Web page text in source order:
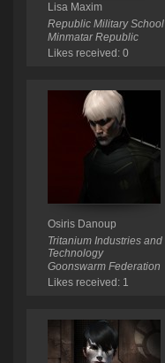
Lisa Maxim
Republic Military School
Minmatar Republic
Likes received: 0
Osiris Danoup
Tritanium Industries and
Technology
Goonswarm Federation
Likes received: 1